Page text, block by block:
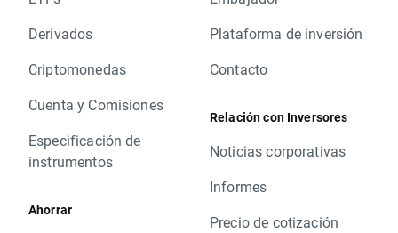
Derivados
Criptomonedas
Cuenta y Comisiones
Especificación de
instrumentos
Ahorrar
Plataforma de inversión
Contacto
Relación con Inversores
Noticias corporativas
Informes
Precio de cotización